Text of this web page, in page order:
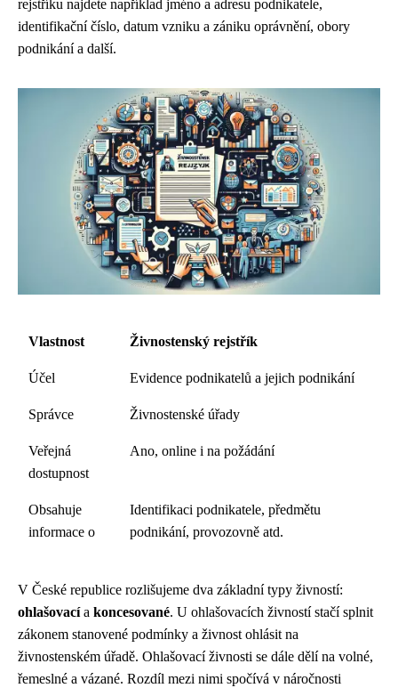
rejstříku najdete například jméno a adresu podnikatele,
identifikační číslo, datum vzniku a zániku oprávnění, obory
podnikání a další.
Vlastnost Živnostenský rejstřík
Účel Evidence podnikatelů a jejich podnikání
Správce Živnostenské úřady
Veřejná
dostupnost
Ano, online i na požádání
Obsahuje
informace o
Identifikaci podnikatele, předmětu
podnikání, provozovně atd.
V České republice rozlišujeme dva základní typy živností:
ohlašovacía koncesované. U ohlašovacích živností stačí splnit
zákonem stanovené podmínky a živnost ohlásit na
živnostenském úřadě. Ohlašovací živnosti se dále dělí na volné,
řemeslné a vázané. Rozdíl mezi nimi spočívá v náročnosti